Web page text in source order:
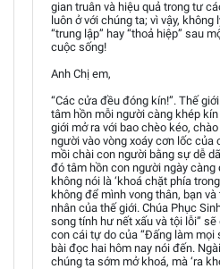
gian truân và hiệu quả trong tư
luôn ở với chúng ta; vì vậy, không
“trung lập” hay “thoả hiệp” sau
cuộc sống!
Anh Chị em,
“Các cửa đều đóng kín!”. Thế
tâm hồn mỗi người càng khép
giới mở ra với bao chèo kéo,
người vào vòng xoáy cơn lốc của
mồi chài con người bằng sự dễ
đó tâm hồn con người ngày càng
không nói là ‘khoá chặt phía
không để mình vong thân, bạn
nhân của thế giới. Chúa Phục
song tính hư nết xấu và tội lỗi”
con cái tự do của “Đấng làm mọi
bài đọc hai hôm nay nói đến.
chúng ta sớm mở khoá, mà ‘ra